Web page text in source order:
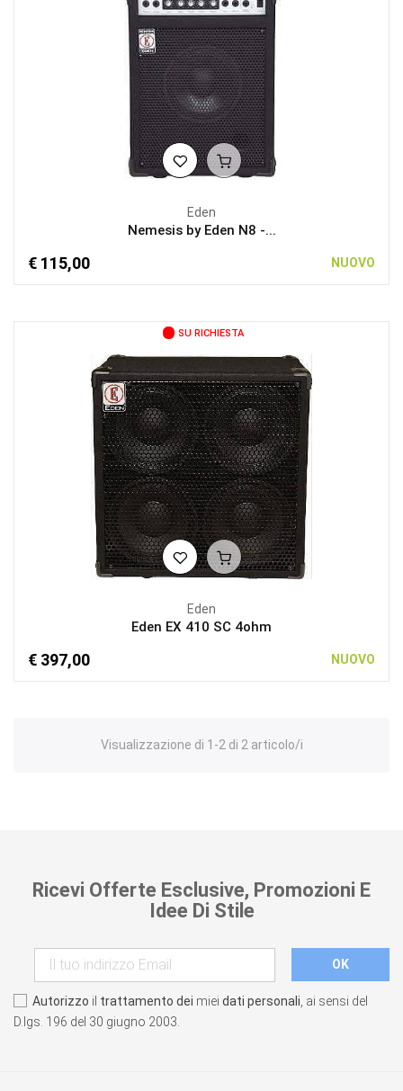
Eden
Nemesis by Eden N8 -...
€ 115,00 NUOVO
SU RICHIESTA
Eden
Eden EX 410 SC 4ohm
€ 397,00 NUOVO
Visualizzazione di 1-2 di 2 articolo/i
Ricevi Offerte Esclusive, Promozioni E
Idee Di Stile
Autorizzo il trattamento dei miei dati personali , ai sensi del
D.lgs. 196 del 30 giugno 2003.